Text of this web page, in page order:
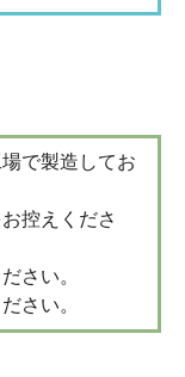
で製造してお
控えくださ
さい。
ださい。